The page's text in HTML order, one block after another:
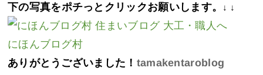
下の写真をポチっとクリックお願いします。 ↓ ↓
にほんブログ村
ありがとうございました！tamakentaroblog